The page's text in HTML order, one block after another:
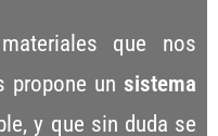
que nos
propone un sistema
y que sin duda se